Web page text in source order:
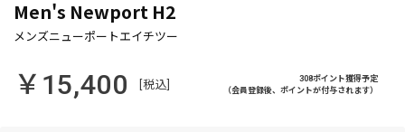
Men's Newport H2
￥15,400 [税込]
308ポイント獲得予定
（会員登録後、ポイントが付与されます）